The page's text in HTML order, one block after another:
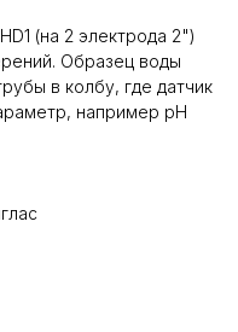
(на 2 электрода 2")
Образец воды
в колбу, где датчик
например pH